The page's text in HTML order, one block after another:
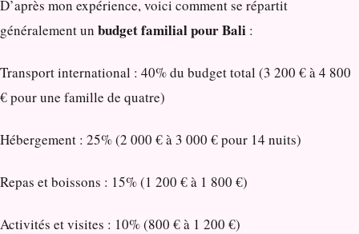
D’après mon expérience, voici comment se répartit
généralement un budget familial pour Bali :
Transport international : 40% du budget total (3 200 € à 4 800
€ pour une famille de quatre)
Hébergement : 25% (2 000 € à 3 000 € pour 14 nuits)
Repas et boissons : 15% (1 200 € à 1 800 €)
Activités et visites : 10% (800 € à 1 200 €)